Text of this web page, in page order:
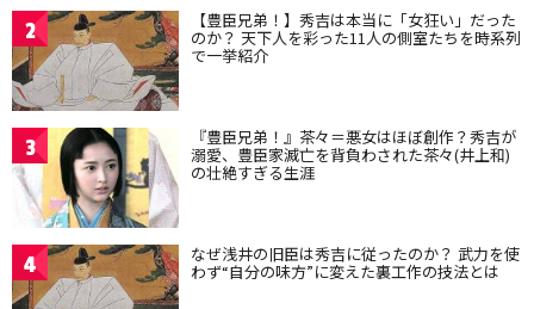
2 【豊臣兄弟！】秀吉は本当に「女狂い」だった
のか？ 天下人を彩った11人の側室たちを時系列
で一挙紹介
3 『豊臣兄弟！』茶々＝悪女はほぼ創作？秀吉が
溺愛、豊臣家滅亡を背負わされた茶々(井上和)
の壮絶すぎる生涯
4 なぜ浅井の旧臣は秀吉に従ったのか？ 武力を使
わず“自分の味方”に変えた裏工作の技法とは